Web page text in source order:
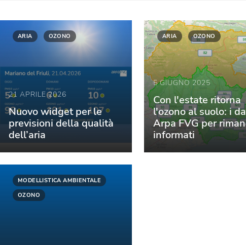
ARIA OZONO
21 APRILE 2026
Nuovo widget per le
previsioni della qualità
dell’aria
ARIA OZONO
5 GIUGNO 2025
Con l'estate ritorna
l'ozono al suolo: i
Arpa FVG per
informati
MODELLISTICA AMBIENTALE
OZONO